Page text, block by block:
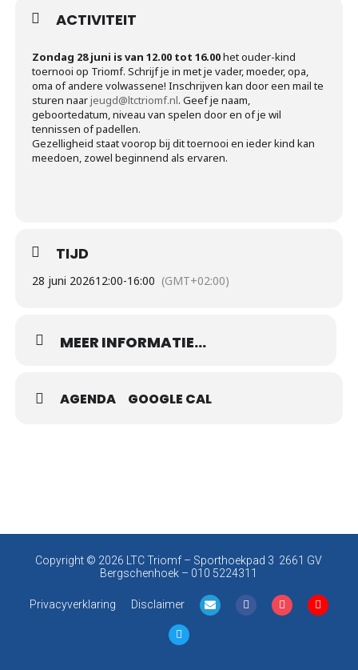
ACTIVITEIT
Zondag 28 juni is van 12.00 tot 16.00het ouder-kind
toernooi op Triomf. Schrijf je in met je vader, moeder, opa,
oma of andere volwassene! Inschrijven kan door een mail te
sturen naarjeugd@ltctriomf.nl. Geef je naam,
geboortedatum, niveau van spelen door en of je wil
tennissen of padellen.
Gezelligheid staat voorop bij dit toernooi en ieder kind kan
meedoen, zowel beginnend als ervaren.
TIJD
28 juni 202612:00-16:00 (GMT+02:00)
MEER INFORMATIE...
AGENDA GOOGLE CAL
Copyright © 2026 LTC Triomf – Sporthoekpad 3 2661 GV
Bergschenhoek – 010 5224311
Privacyverklaring Disclaimer